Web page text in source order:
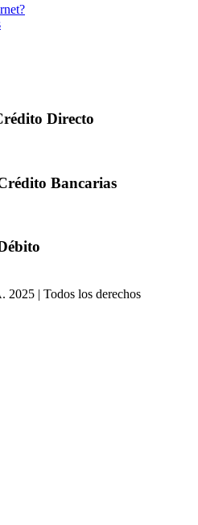
Directo
Bancarias
| Todos los derechos